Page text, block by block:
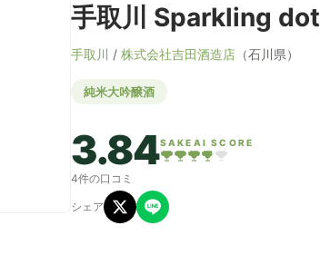
手取川 Sparkling dot
手取川 / 株式会社吉田酒造店 （石川県）
純米大吟醸酒
3.84SAKEAI SCORE
4件の口コミ
シェア